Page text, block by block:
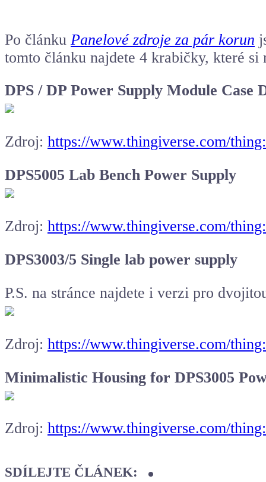
Po článku Panelové zdroje za pár korun
tomto článku najdete 4 krabičky, které
DPS / DP Power Supply Module Case
Zdroj: https://www.thingiverse.com/
DPS5005 Lab Bench Power Supply
Zdroj: https://www.thingiverse.com/
DPS3003/5 Single lab power supply
P.S. na stránce najdete i verzi pro
Zdroj: https://www.thingiverse.com/
Minimalistic Housing for DPS3005
Zdroj: https://www.thingiverse.com/
SDÍLEJTE ČLÁNEK: